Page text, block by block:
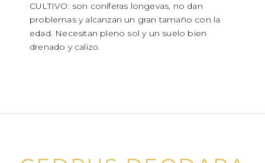
CULTIVO: son coníferas longevas, no dan
problemas y alcanzan un gran tamaño con la
edad. Necesitan pleno sol y un suelo bien
drenado y calizo.